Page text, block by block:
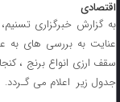
اقتصادی
عنایت به بررسی های به
سقف ارزی انواع برنج ،
جدول زیر اعلام می گـردد.